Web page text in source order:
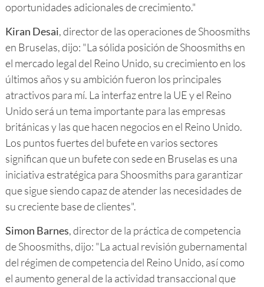
oportunidades adicionales de crecimiento."
Kiran Desai, director de las operaciones de Shoosmiths
en Bruselas, dijo: "La sólida posición de Shoosmiths en
el mercado legal del Reino Unido, su crecimiento en los
últimos años y su ambición fueron los principales
atractivos para mí. La interfaz entre la UE y el Reino
Unido será un tema importante para las empresas
británicas y las que hacen negocios en el Reino Unido.
Los puntos fuertes del bufete en varios sectores
significan que un bufete con sede en Bruselas es una
iniciativa estratégica para Shoosmiths para garantizar
que sigue siendo capaz de atender las necesidades de
su creciente base de clientes".
Simon Barnes, director de la práctica de competencia
de Shoosmiths, dijo: "La actual revisión gubernamental
del régimen de competencia del Reino Unido, así como
el aumento general de la actividad transaccional que